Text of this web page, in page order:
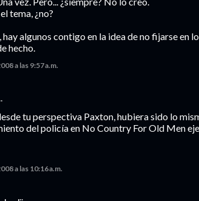
tema, ¿no?
hay algunos contigo en la idea de no fijarse en
hecho.
a las 9:57 a.m.
tu perspectiva Paxton, hubiera sido lo
del policía en No Country For Old Men
a las 10:16 a.m.